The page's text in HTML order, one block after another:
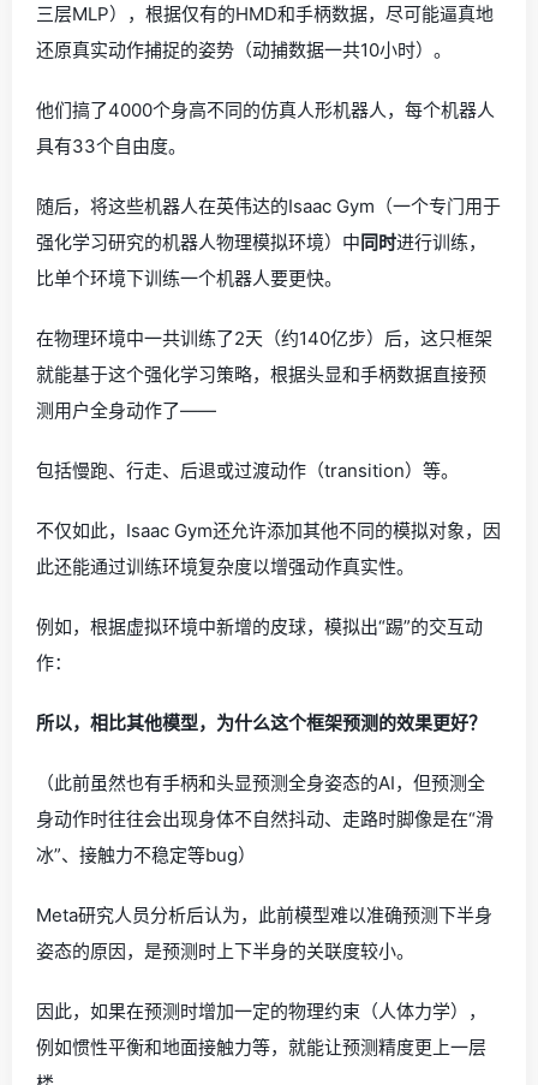
三层MLP），根据仅有的HMD和手柄数据，尽可能逼真地
还原真实动作捕捉的姿势（动捕数据一共10小时）。
他们搞了4000个身高不同的仿真人形机器人，每个机器人
具有33个自由度。
随后，将这些机器人在英伟达的Isaac Gym（一个专门用于
强化学习研究的机器人物理模拟环境）中同时进行训练，
比单个环境下训练一个机器人要更快。
在物理环境中一共训练了2天（约140亿步）后，这只框架
就能基于这个强化学习策略，根据头显和手柄数据直接预
测用户全身动作了——
包括慢跑、行走、后退或过渡动作（transition）等。
不仅如此，Isaac Gym还允许添加其他不同的模拟对象，因
此还能通过训练环境复杂度以增强动作真实性。
例如，根据虚拟环境中新增的皮球，模拟出“踢”的交互动
作：
所以，相比其他模型，为什么这个框架预测的效果更好？
（此前虽然也有手柄和头显预测全身姿态的AI，但预测全
身动作时往往会出现身体不自然抖动、走路时脚像是在“滑
冰”、接触力不稳定等bug）
Meta研究人员分析后认为，此前模型难以准确预测下半身
姿态的原因，是预测时上下半身的关联度较小。
因此，如果在预测时增加一定的物理约束（人体力学），
例如惯性平衡和地面接触力等，就能让预测精度更上一层